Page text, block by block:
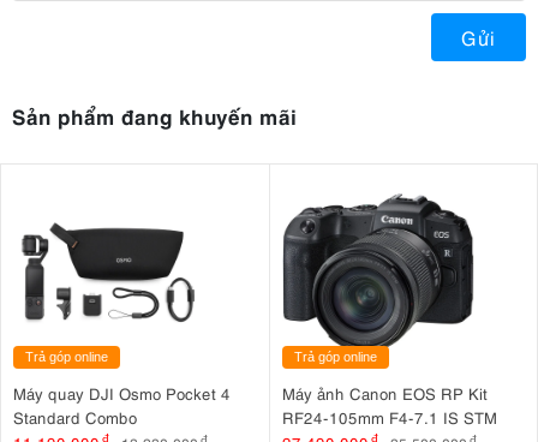
Gửi
Sản phẩm đang khuyến mãi
Trả góp online
Máy quay DJI Osmo Pocket 4
Standard Combo
đ đ
Trả góp online
Máy ảnh Canon EOS RP Kit
RF24-105mm F4-7.1 IS STM
đ đ